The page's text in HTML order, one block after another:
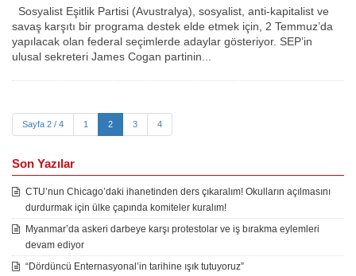
Sosyalist Eşitlik Partisi (Avustralya), sosyalist, anti-kapitalist ve
savaş karşıtı bir programa destek elde etmek için, 2 Temmuz’da
yapılacak olan federal seçimlerde adaylar gösteriyor. SEP’in
ulusal sekreteri James Cogan partinin...
Sayfa 2 / 4 1 2 3 4
Son Yazılar
CTU’nun Chicago’daki ihanetinden ders çıkaralım! Okulların açılmasını
durdurmak için ülke çapında komiteler kuralım!
Myanmar’da askeri darbeye karşı protestolar ve iş bırakma eylemleri
devam ediyor
“Dördüncü Enternasyonal’in tarihine ışık tutuyoruz”